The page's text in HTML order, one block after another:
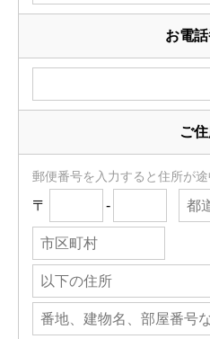
お電
ご
郵便番号を入力すると住所が
〒 -